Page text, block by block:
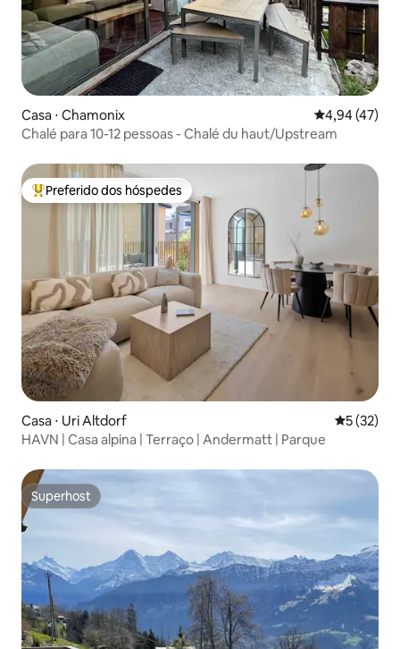
Casa ⋅ Chamonix 4,94 de uma
4,94 (47)
Chalé para 10-12 pessoas - Chalé du haut/Upstream
Entre os melhores preferidos dos hóspedes
Preferido dos hóspedes
Casa ⋅ Uri Altdorf 5 de uma
5 (32)
HAVN | Casa alpina | Terraço | Andermatt | Parque
Superhost
Superhost